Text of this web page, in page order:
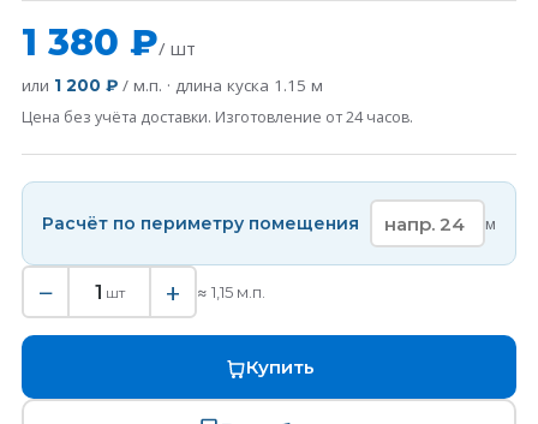
1 380 ₽/ шт
или 1 200 ₽ / м.п. · длина куска 1.15 м
Цена без учёта доставки. Изготовление от 24 часов.
Расчёт по периметру помещения м
− 1 шт + ≈ 1,15 м.п.
Купить